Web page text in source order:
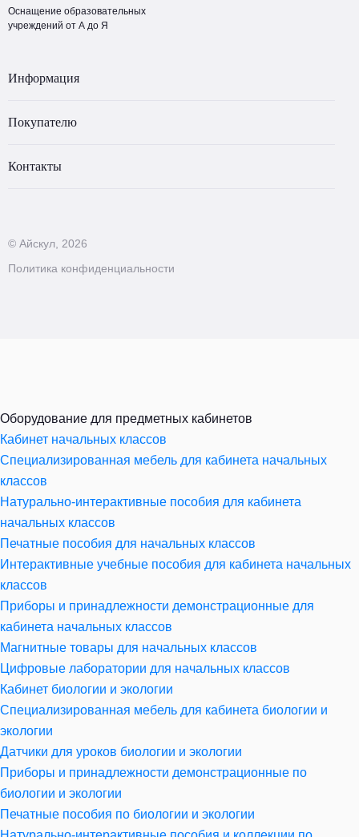
Оснащение образовательных
учреждений от А до Я
Информация
Покупателю
Контакты
© Айскул, 2026
Политика конфиденциальности
Оборудование для предметных кабинетов
Кабинет начальных классов
Специализированная мебель для кабинета начальных
классов
Натурально-интерактивные пособия для кабинета
начальных классов
Печатные пособия для начальных классов
Интерактивные учебные пособия для кабинета начальных
классов
Приборы и принадлежности демонстрационные для
кабинета начальных классов
Магнитные товары для начальных классов
Цифровые лаборатории для начальных классов
Кабинет биологии и экологии
Специализированная мебель для кабинета биологии и
экологии
Датчики для уроков биологии и экологии
Приборы и принадлежности демонстрационные по
биологии и экологии
Печатные пособия по биологии и экологии